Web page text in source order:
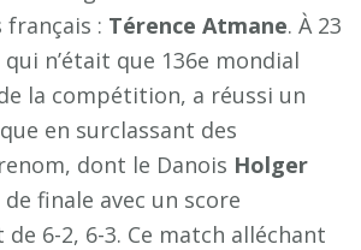
: Térence Atmane. À 23
n’était que 136e mondial
la compétition, a réussi un
en surclassant des
dont le Danois Holger
finale avec un score
6-2, 6-3. Ce match alléchant